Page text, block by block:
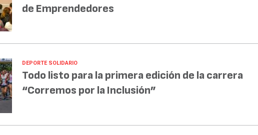
de Emprendedores
DEPORTE SOLIDARIO
Todo listo para la primera edición de la carrera
“Corremos por la Inclusión”